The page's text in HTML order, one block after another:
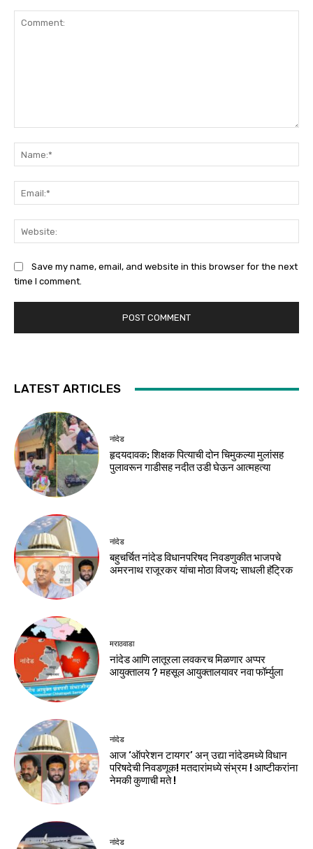
Save my name, email, and website in this browser for the next
time I comment.
LATEST ARTICLES
नांदेड
हृदयदावक: शिक्षक पित्याची दोन चिमुकल्या मुलांसह
पुलावरून गाडीसह नदीत उडी घेऊन आत्महत्या
नांदेड
बहुचर्चित नांदेड विधानपरिषद निवडणुकीत भाजपचे
अमरनाथ राजूरकर यांचा मोठा विजय; साधली हॅट्रिक
मराठवाडा
नांदेड आणि लातूरला लवकरच मिळणार अप्पर
आयुक्तालय ? महसूल आयुक्तालयावर नवा फॉर्म्युला
नांदेड
आज ‘ऑपरेशन टायगर’ अन् उद्या नांदेडमध्ये विधान
परिषदेची निवडणूक! मतदारांमध्ये संभ्रम ! आष्टीकरांना
नेमकी कुणाची मते !
नांदेड